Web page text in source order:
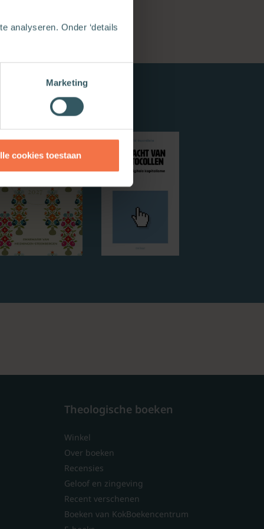
analyseren. Onder ‘details
Marketing
cookies toestaan
Theologische boeken
Winkel
Over boeken
Recensies
Geloof en zingeving
Recent verschenen
Boeken van KokBoekencentrum